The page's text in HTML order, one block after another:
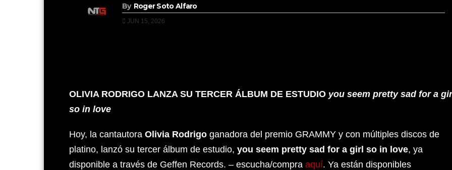
By Roger Soto Alfaro
JUN 15, 2026
OLIVIA RODRIGO LANZA SU TERCER ÁLBUM DE ESTUDIO you seem pretty sad for a
so in love
Hoy, la cantautora Olivia Rodrigo ganadora del premio GRAMMY y con múltiples discos de
platino, lanzó su tercer álbum de estudio, you seem pretty sad for a girl so in love, ya
disponible a través de Geffen Records. – escucha/compra aquí. Ya están disponibles